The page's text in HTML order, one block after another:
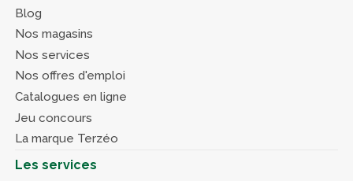
Blog
Nos magasins
Nos services
Nos offres d'emploi
Catalogues en ligne
Jeu concours
La marque Terzéo
Les services